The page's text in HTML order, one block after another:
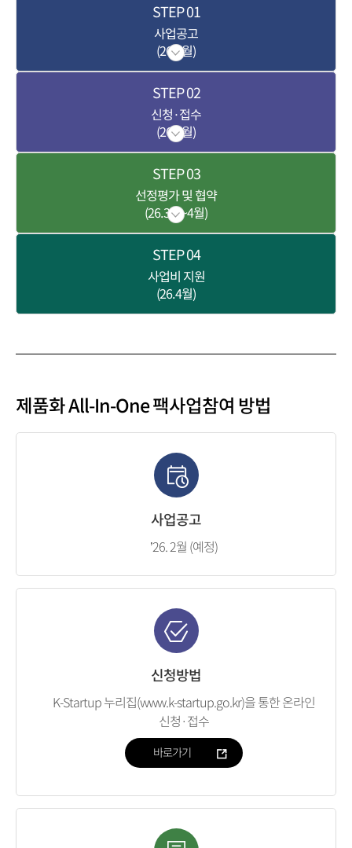
STEP01
사업공고
(26.2월)
STEP02
신청·접수
(26.3월)
STEP03
선정평가 및 협약
(26.3월~4월)
STEP04
사업비 지원
(26.4월)
제품화 All-In-One 팩사업참여 방법
사업공고
’26. 2월 (예정)
신청방법
K-Startup 누리집(www.k-startup.go.kr)을 통한 온라인
신청·접수
바로가기